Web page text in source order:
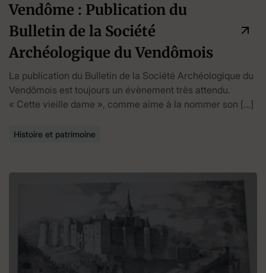
Vendôme : Publication du
Bulletin de la Société
Archéologique du Vendômois
La publication du Bulletin de la Société Archéologique du
Vendômois est toujours un évènement très attendu.
« Cette vieille dame », comme aime à la nommer son […]
Histoire et patrimoine